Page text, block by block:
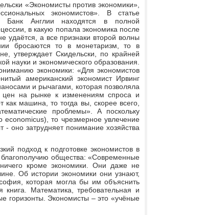
«Экономисты против экономики»,
экономистов». В статье
и Банк Англии находятся в полной
в какую попала экономика после
удаётся, а все признаки второй волны
бросаются то в монетаризм, то в
утверждает Скидельски, по крайней
науки и экономического образования.
экономики: «Для экономистов
американский экономист Ирвинг
и рычагами, которая позволяла
цен на рынке к изменениям спроса и
машина, то тогда вы, скорее всего,
проблемы». А поскольку
то чрезмерное увлечение
- оно затрудняет понимание хозяйства
подход к подготовке экономистов в
благополучию общества: «Современные
кроме экономики. Они даже не
Об истории экономики они узнают,
которая могла бы им объяснить
книга. Математика, требовательная и
горизонты. Экономисты – это «учёные